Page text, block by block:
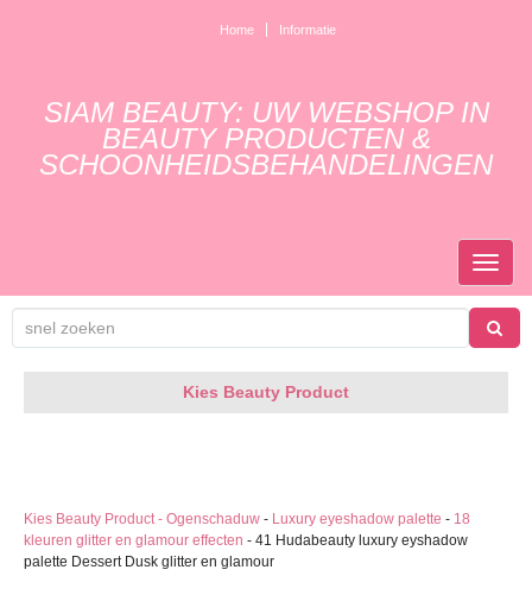
Home Informatie
SIAM BEAUTY: UW WEBSHOP IN
BEAUTY PRODUCTEN &
SCHOONHEIDSBEHANDELINGEN
Kies Beauty Product
Kies Beauty Product - Ogenschaduw - Luxury eyeshadow palette - 18
kleuren glitter en glamour effecten - 41 Hudabeauty luxury eyshadow
palette Dessert Dusk glitter en glamour